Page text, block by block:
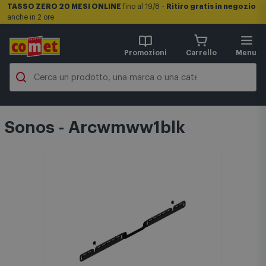
TASSO ZERO 20 MESI ONLINE fino al 19/8 - Ritiro gratis in negozio
anche in 2 ore
Promozioni Carrello Menu
Sonos - Arcwmww1blk